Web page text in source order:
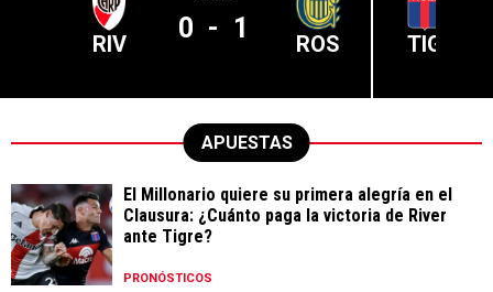
RIV 0 - 1 ROS TIG
APUESTAS
El Millonario quiere su primera alegría en el
Clausura: ¿Cuánto paga la victoria de River
ante Tigre?
PRONÓSTICOS